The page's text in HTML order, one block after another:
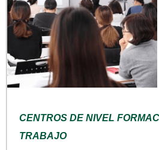
CENTROS DE NIVEL
TRABAJO